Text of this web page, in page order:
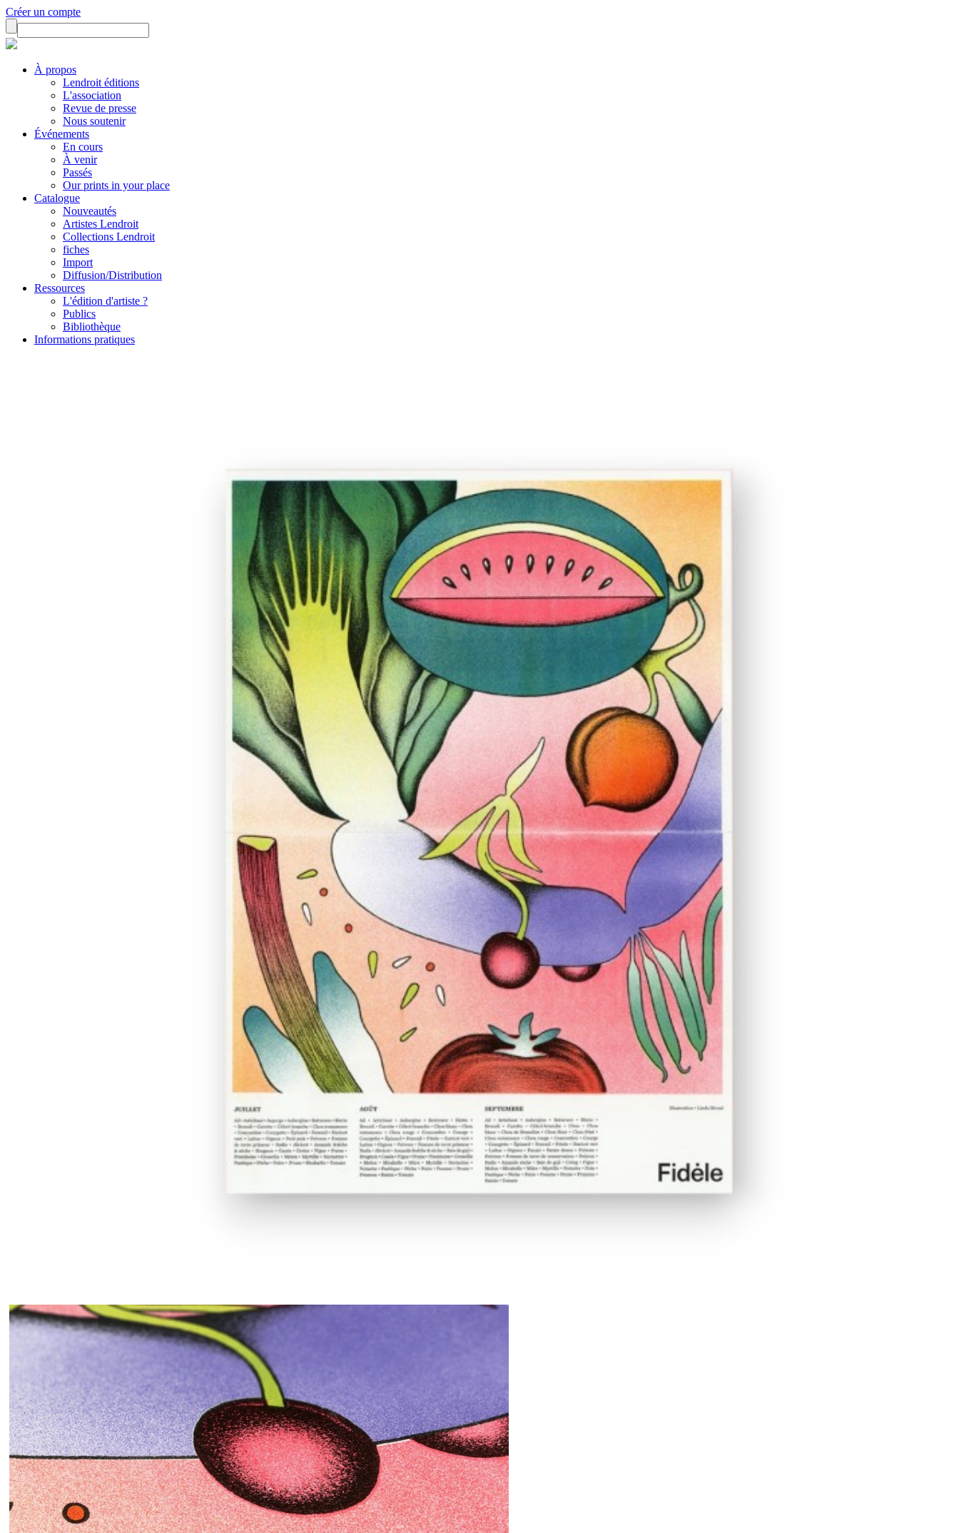
Créer un compte
À propos
Lendroit éditions
L'association
Revue de presse
Nous soutenir
Événements
En cours
À venir
Passés
Our prints in your place
Catalogue
Nouveautés
Artistes Lendroit
Collections Lendroit
fiches
Import
Diffusion/Distribution
Ressources
L'édition d'artiste ?
Publics
Bibliothèque
Informations pratiques